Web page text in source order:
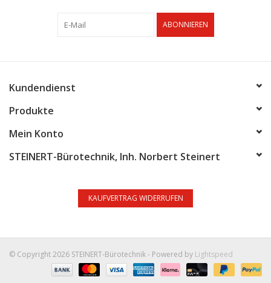
ABONNIEREN
Kundendienst
Produkte
Mein Konto
STEINERT-Bürotechnik, Inh. Norbert Steinert
KAUFVERTRAG WIDERRUFEN
© Copyright 2026 STEINERT-Bürotechnik - Powered by Lightspeed